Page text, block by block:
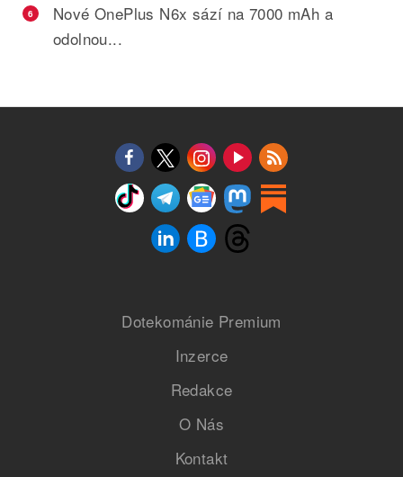
6
Nové OnePlus N6x sází na 7000 mAh a
odolnou...
Dotekománie Premium
Inzerce
Redakce
O Nás
Kontakt